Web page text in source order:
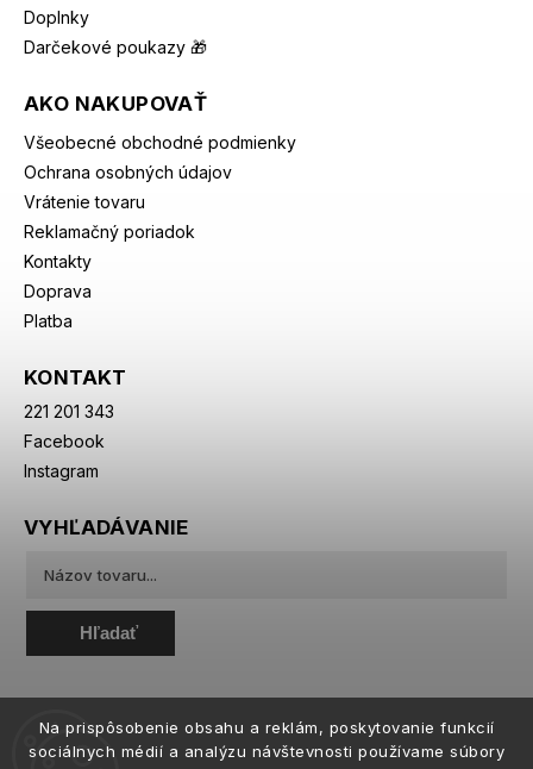
Na prispôsobenie obsahu a reklám, poskytovanie funkcií
sociálnych médií a analýzu návštevnosti používame súbory
Doplnky
Darčekové poukazy 🎁
AKO NAKUPOVAŤ
Všeobecné obchodné podmienky
Ochrana osobných údajov
Vrátenie tovaru
Reklamačný poriadok
Kontakty
Doprava
Platba
KONTAKT
221 201 343
Facebook
Instagram
VYHĽADÁVANIE
Hľadať